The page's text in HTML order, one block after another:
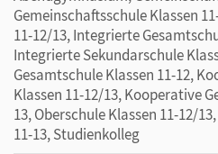
Gemeinschaftsschule Klassen
11-12/13, Integrierte
Integrierte Sekundarschule
Gesamtschule Klassen 11-12,
Klassen 11-12/13, Kooperative
13, Oberschule Klassen 11-12/
11-13, Studienkolleg